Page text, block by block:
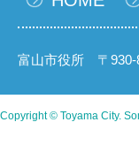
富山市役所 〒930-
Copyright © Toyama City.